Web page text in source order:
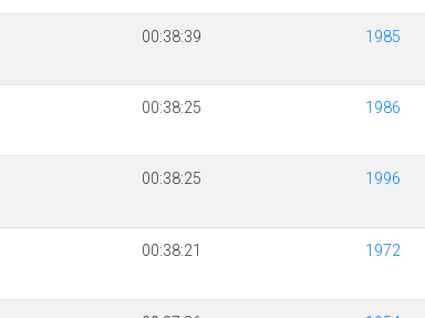
00:38:39 1985
00:38:25 1986
00:38:25 1996
00:38:21 1972